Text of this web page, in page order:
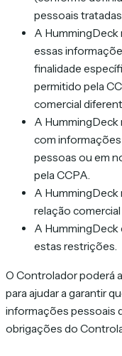
pessoais
A HummingDeck
essas
finalidade
permitido pela
comercial
A HummingDeck
com
pessoas ou em
pela CCPA.
A HummingDeck
relação
A HummingDeck
estas restrições.
O Controlador poderá
para ajudar a garantir
informações pessoais
obrigações do